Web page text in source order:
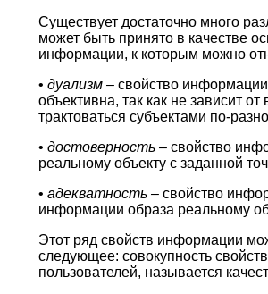
Существует достаточно много
может быть принято в качестве
информации, к которым можно
• дуализм – свойство
объективна, так как не зависит
трактоваться субъектами по-
• достоверность – свойство
реальному объекту с заданной
• адекватность – свойство
информации образа реальному
Этот ряд свойств информации
следующее: совокупность
пользователей, называется